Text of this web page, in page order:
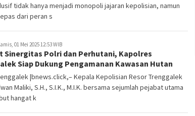
tidak hanya menjadi monopoli jajaran kepolisian, namun
dari peran s
01 Mei 2025 12:53 WIB
Sinergitas Polri dan Perhutani, Kapolres
Siap Dukung Pengamanan Kawasan Hutan
|bnews.click,– Kepala Kepolisian Resor Trenggalek
Maliki, S.H., S.I.K., M.I.K. bersama sejumlah pejabat utama
hangat k